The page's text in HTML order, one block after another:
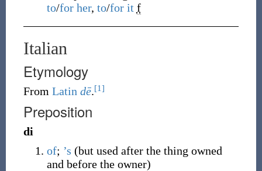
to/for her, to/for it f
Italian
Etymology
From Latin dē.[1]
Preposition
di
of; ’s (but used after the thing owned
and before the owner)